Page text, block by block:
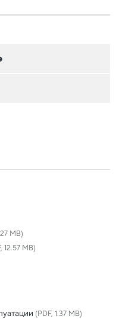
MB)
12.57 MB)
(PDF, 1.37 MB)